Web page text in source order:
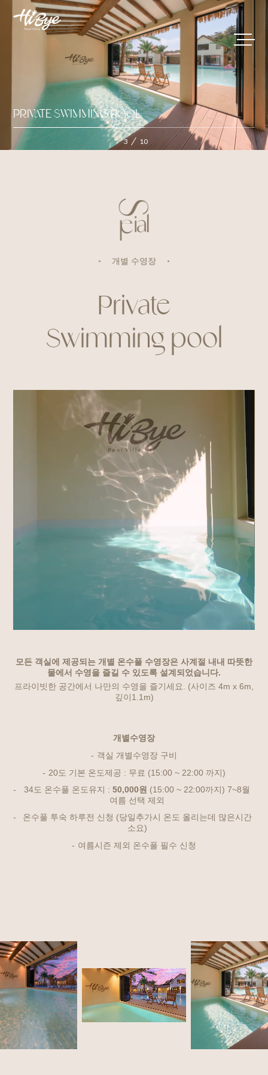
3 10
PRIVATE SWIMMING POOL
개별 수영장
Private
Swimming pool
모든 객실에 제공되는 개별 온수풀 수영장은 사계절 내내 따뜻한
물에서 수영을 즐길 수 있도록 설계되었습니다.
프라이빗한 공간에서 나만의 수영을 즐기세요. (사이즈 4m x 6m,
깊이1.1m)
개별수영장
객실 개별수영장 구비
20도 기본 온도제공 : 무료 (15:00 ~ 22:00 까지)
34도 온수풀 온도유지 : 50,000원 (15:00 ~ 22:00까지) 7~8월
여름 선택 제외
온수풀 투숙 하루전 신청 (당일추가시 온도 올리는데 많은시간
소요)
여름시즌 제외 온수풀 필수 신청